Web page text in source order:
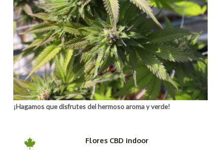
¡Hagamos que disfrutes del hermoso aroma y verde!
Flores CBD indoor